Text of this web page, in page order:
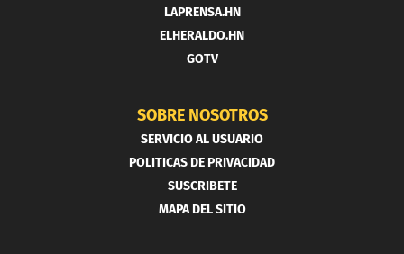
LAPRENSA.HN
ELHERALDO.HN
GOTV
SOBRE NOSOTROS
SERVICIO AL USUARIO
POLITICAS DE PRIVACIDAD
SUSCRIBETE
MAPA DEL SITIO